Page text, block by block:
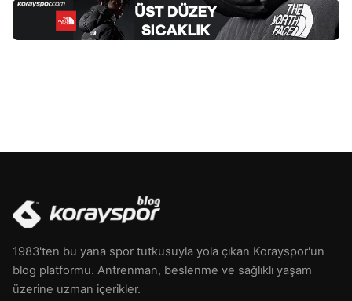
karoten, vücutta A vitamini olarak metabolize edilen bir
antioksidan öğedir. Antioksidanlar, hücreleri […]
1983'ten bu yana spor tutkusuyla yola çıkan Korayspor'un
blog platformu. Antrenman, beslenme ve sağlıklı yaşam
üzerine uzman içerikler.